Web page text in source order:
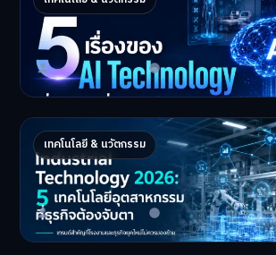
ในปี 2026
5 AI Technology ที่กำล…
Master Bussiness 2 กรกฎาคม 2026
เทคโนโลยี & นวัตกรรม
Industrial 2026 : 5 เทคโนโลยีอุ
ธุรกิจต้องจับตา
Industrial Technology …
Master Bussiness 1 กรกฎาคม 2026